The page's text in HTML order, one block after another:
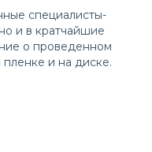
специалисты-
и в кратчайшие
о проведенном
пленке и на диске.